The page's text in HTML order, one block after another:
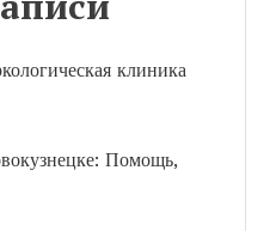
клиника
Помощь,